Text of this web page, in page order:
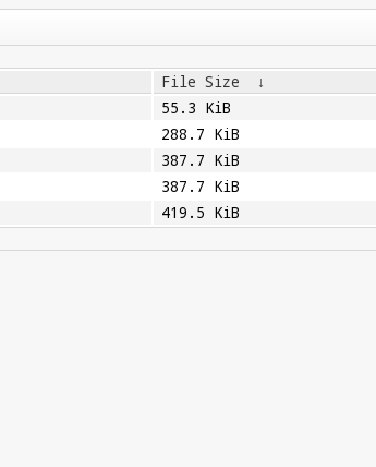
File Size ↓
55.3 KiB
288.7 KiB
387.7 KiB
387.7 KiB
419.5 KiB